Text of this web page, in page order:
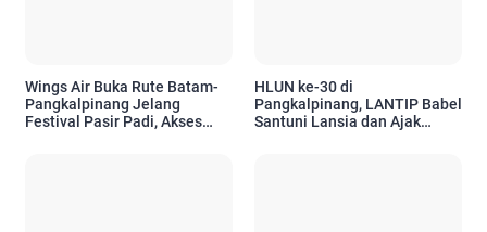
Wings Air Buka Rute Batam-
Pangkalpinang Jelang
Festival Pasir Padi, Akses
HLUN ke-30 di
Pangkalpinang, LANTIP Babel
Santuni Lansia dan Ajak